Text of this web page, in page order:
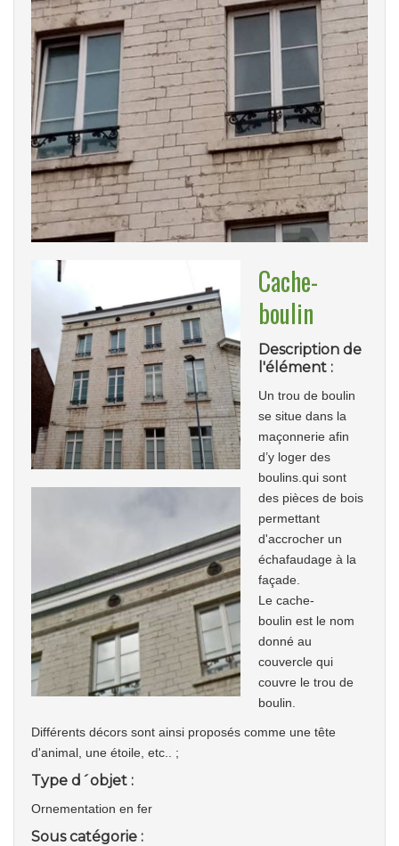
Cache-
boulin
Description de
l'élément :
Un trou de boulin
se situe dans la
maçonnerie afin
d’y loger des
boulins.qui sont
des pièces de bois
permettant
d'accrocher un
échafaudage à la
façade.
Le cache-
boulin est le nom
donné au
couvercle qui
couvre le trou de
boulin.
Différents décors sont ainsi proposés comme une tête
d'animal, une étoile, etc.. ;
Type d´objet :
Ornementation en fer
Sous catégorie :